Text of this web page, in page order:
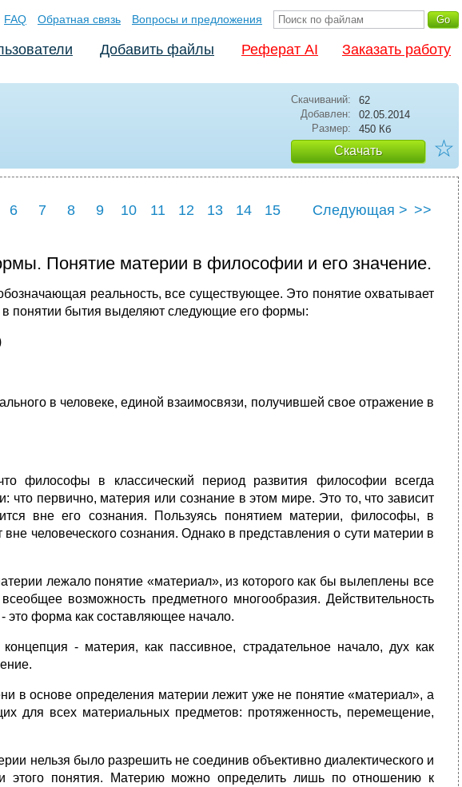
FAQ Обратная связь Вопросы и предложения
Добавить файлы Реферат AI Заказать работу
Скачиваний:
62
Добавлен:
02.05.2014
Размер:
450 Кб
Скачать ☆
6 7 8 9 10 11 12 13 14
15
Следующая > >>
Понятие материи в философии и его значение.
реальность, все существующее. Это понятие охватывает
в понятии бытия выделяют следующие его формы:
в человеке, единой взаимосвязи, получившей свое отражение в
философы в классический период развития философии всегда
первично, материя или сознание в этом мире. Это то, что зависит
вне его сознания. Пользуясь понятием материи, философы, в
человеческого сознания. Однако в представления о сути материи в
лежало понятие «материал», из которого как бы вылеплены все
возможность предметного многообразия. Действительность
это форма как составляющее начало.
- материя, как пассивное, страдательное начало, дух как
в основе определения материи лежит уже не понятие «материал», а
для всех материальных предметов: протяженность, перемещение,
нельзя было разрешить не соединив объективно диалектического и
этого понятия. Материю можно определить лишь по отношению к